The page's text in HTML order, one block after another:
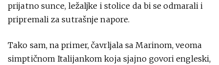
prijatno sunce, ležaljke i stolice da bi se odmarali i
pripremali za sutrašnje napore.
Tako sam, na primer, čavrljala sa Marinom, veoma
simptičnom Italijankom koja sjajno govori engleski,